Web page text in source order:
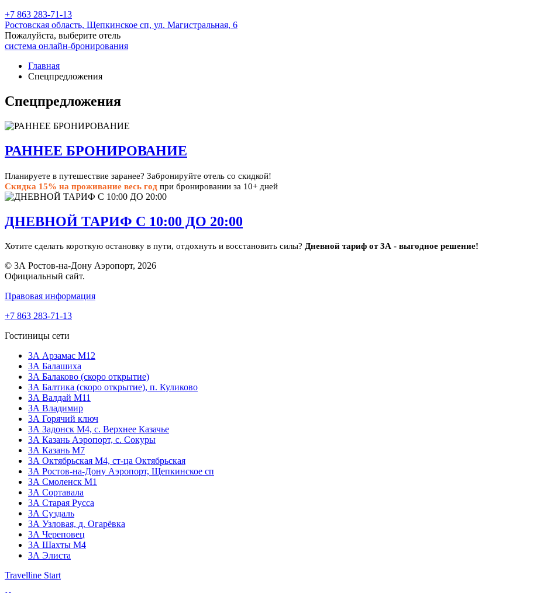
+7 863 283-71-13
Ростовская область, Щепкинское сп, ул. Магистральная, 6
Пожалуйста, выберите отель
система онлайн-бронирования
Главная
Спецпредложения
Спецпредложения
РАННЕЕ БРОНИРОВАНИЕ
Планируете в путешествие заранее? Забронируйте отель со скидкой!
Скидка 15% на проживание весь год при бронировании за 10+ дней
ДНЕВНОЙ ТАРИФ С 10:00 ДО 20:00
Хотите сделать короткую остановку в пути, отдохнуть и восстановить силы? Дневной тариф от 3А - выгодное решение!
© 3А Ростов-на-Дону Аэропорт, 2026
Официальный сайт.
Правовая информация
+7 863 283-71-13
Гостиницы сети
3А Арзамас М12
3А Балашиха
3А Балаково (скоро открытие)
ЗА Балтика (скоро открытие), п. Куликово
ЗА Валдай M11
ЗА Владимир
3А Горячий ключ
3А Задонск М4, с. Верхнее Казачье
3А Казань Аэропорт, с. Сокуры
3А Казань М7
3А Октябрьская М4, ст-ца Октябрьская
3А Ростов-на-Дону Аэропорт, Щепкинское сп
ЗА Смоленск М1
3А Сортавала
3А Старая Русса
3А Суздаль
3А Узловая, д. Огарёвка
3А Череповец
3А Шахты М4
3А Элиста
Travelline Start